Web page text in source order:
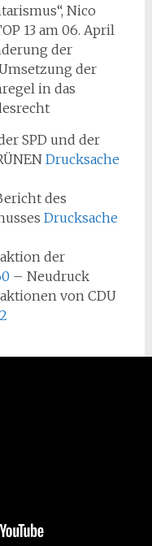
Nico
13 am 06. April
der
der
in das
SPD und der
Drucksache
des
Drucksache
der
– Neudruck
von CDU